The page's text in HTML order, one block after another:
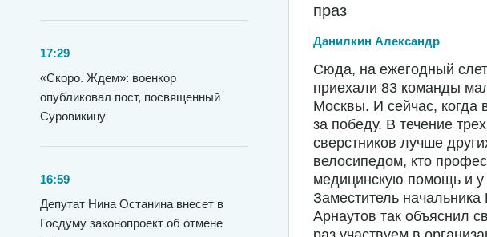
17:29
«Скоро. Ждем»: военкор
опубликовал пост, посвященный
Суровикину
16:59
Депутат Нина Останина внесет в
Госдуму законопроект об отмене
праз
Данилкин Александр
Сюда, на ежегодный
приехали 83 команды
Москвы. И сейчас, когда
за победу. В течение
сверстников лучше
велосипедом, кто
медицинскую помощь и у
Заместитель
Арнаутов так объяснил